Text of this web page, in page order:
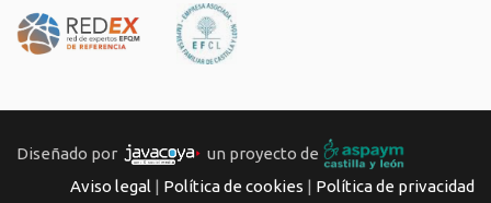
Diseñado por
un proyecto de
Aviso legal | Política de cookies | Política de privacidad